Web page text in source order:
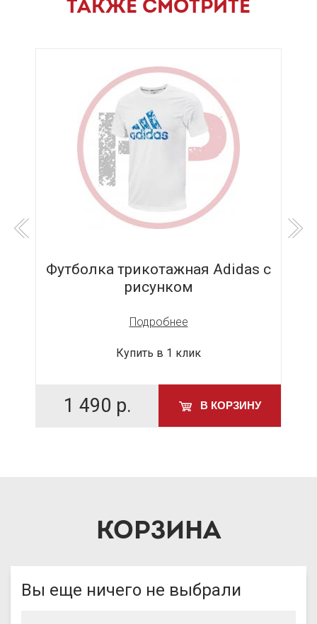
ТАКЖЕ СМОТРИТЕ
Футболка трикотажная Adidas с
рисунком
Подробнее
1 490 р. В КОРЗИНУ
Купить в 1 клик
КОРЗИНА
Вы еще ничего не выбрали